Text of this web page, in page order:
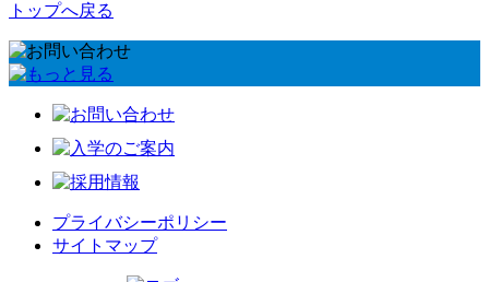
トップへ戻る
プライバシーポリシー
サイトマップ